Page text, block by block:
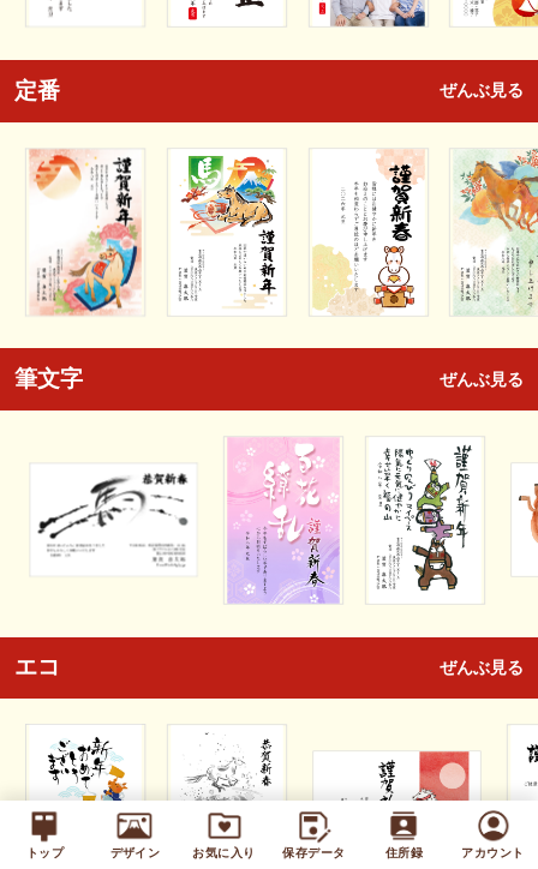
トップ デザイン お気に入り 保存データ 住所録 アカウント
定番 ぜんぶ見る
筆文字 ぜんぶ見る
エコ ぜんぶ見る